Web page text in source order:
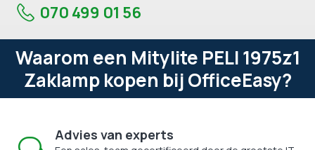
070 499 01 56
Waarom een Mitylite PELI 1975z1
Zaklamp kopen bij OfficeEasy?
Advies van experts